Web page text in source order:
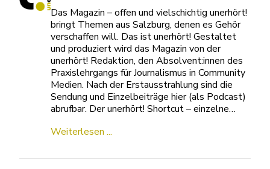
Das Magazin – offen und vielschichtig unerhört!
bringt Themen aus Salzburg, denen es Gehör
verschaffen will. Das ist unerhört! Gestaltet
und produziert wird das Magazin von der
unerhört! Redaktion, den Absolvent:innen des
Praxislehrgangs für Journalismus in Community
Medien. Nach der Erstausstrahlung sind die
Sendung und Einzelbeiträge hier (als Podcast)
abrufbar. Der unerhört! Shortcut – einzelne…
Weiterlesen ...